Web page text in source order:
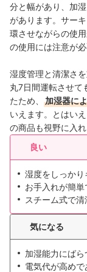
分と幅があり、加
があります。サー
環させながらの使
の使用には注意が必
湿度管理と清潔さ
丸7日間運転させて
たため、
加湿器に
いえます。とはい
の商品も視野に入
良い
湿度をしっか
お手入れが簡
スチーム式で
気になる
加湿能力にば
電気代が高めで